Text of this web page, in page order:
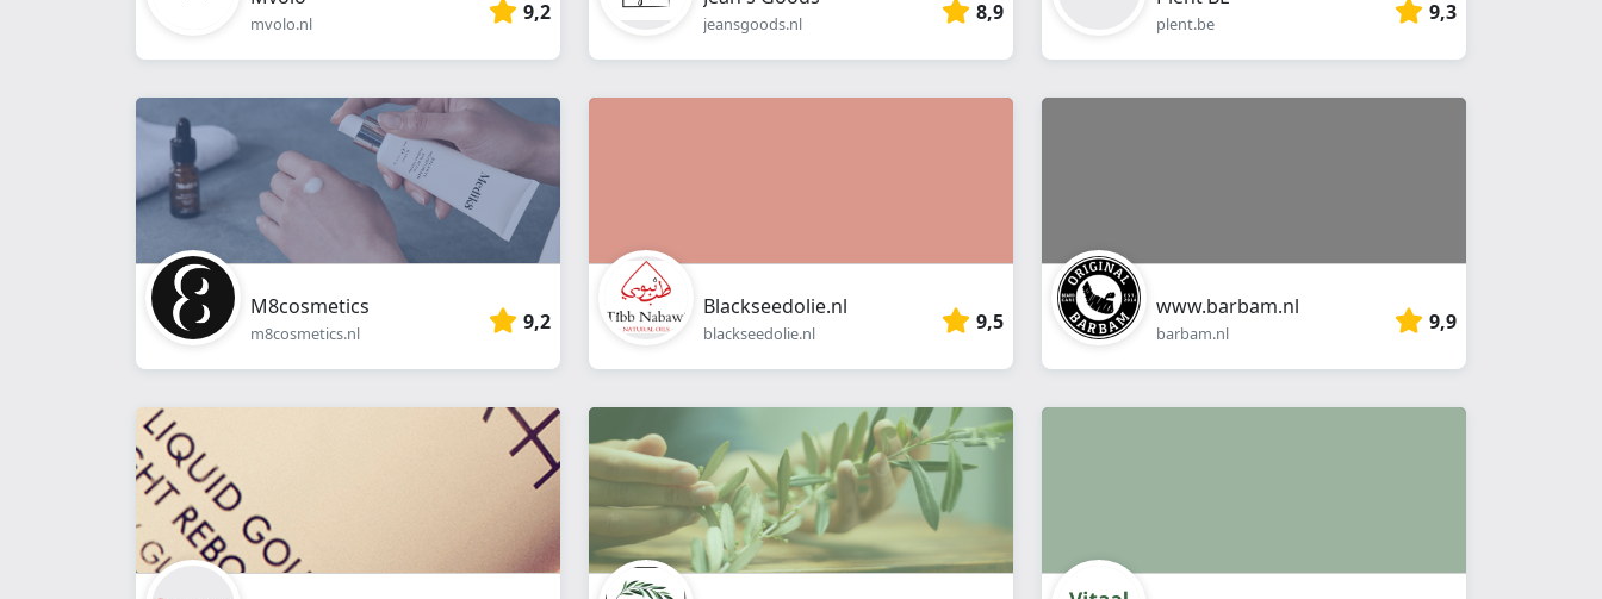
mvolo.nl 9,2 jeansgoods.nl 8,9 plent.be 9,3
M8cosmetics
m8cosmetics.nl 9,2
Blackseedolie.nl
blackseedolie.nl 9,5
www.barbam.nl
barbam.nl 9,9